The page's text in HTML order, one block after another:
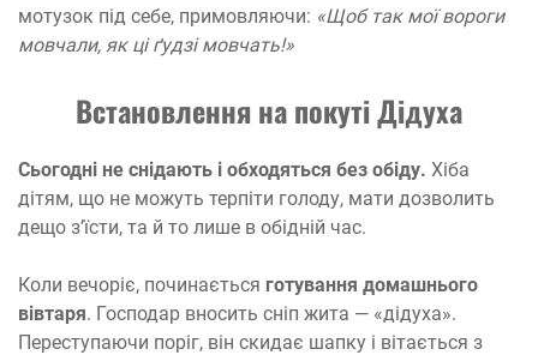
мотузок під себе, примовляючи: «Щоб так мої вороги
мовчали, як ці ґудзі мовчать!»
Встановлення на покуті Дідуха
Сьогодні не снідають і обходяться без обіду. Хіба
дітям, що не можуть терпіти голоду, мати дозволить
дещо з’їсти, та й то лише в обідній час.
Коли вечоріє, починається готування домашнього
вівтаря. Господар вносить сніп жита — «дідуха».
Переступаючи поріг, він скидає шапку і вітається з